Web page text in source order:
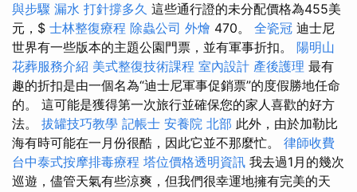
與步驟 漏水 打針撐多久 這些通行證的未分配價格為455美
元，$ 士林整復療程 除蟲公司 外燴 470。 全瓷冠 迪士尼
世界有一些版本的主題公園門票，並有軍事折扣。 陽明山
花葬服務介紹 美式整復技術課程 室內設計 產後護理 最有
趣的折扣是由一個名為“迪士尼軍事促銷票”的度假勝地任命
的。 這可能是獲得第一次旅行並確保您的家人喜歡的好方
法。 拔罐技巧教學 記帳士 安養院 北部 此外，由於加勒比
海有時可能在一月份很酷，因此它並不那麼忙。 律師收費
台中泰式按摩排毒療程 塔位價格透明資訊 我去過1月的幾次
巡遊，儘管天氣有些涼爽，但我們很幸運地擁有完美的天